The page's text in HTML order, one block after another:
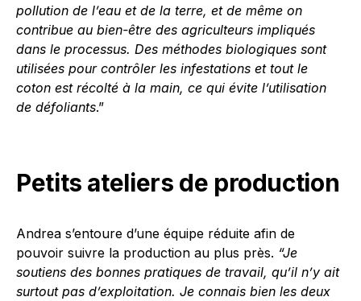
pollution de l’eau et de la terre, et de même on
contribue au bien-être des agriculteurs impliqués
dans le processus. Des méthodes biologiques sont
utilisées pour contrôler les infestations et tout le
coton est récolté à la main, ce qui évite l’utilisation
de défoliants.”
Petits ateliers de production
Andrea s’entoure d’une équipe réduite afin de
pouvoir suivre la production au plus près. “Je
soutiens des bonnes pratiques de travail, qu’il n’y ait
surtout pas d’exploitation. Je connais bien les deux